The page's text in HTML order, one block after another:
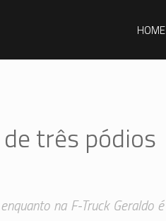
HOME
três pódios
na F-Truck Geraldo é